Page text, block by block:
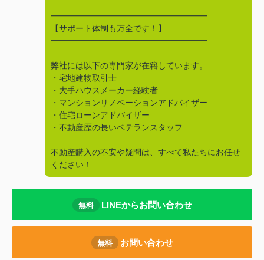
━━━━━━━━━━━━━━━━━━━
【サポート体制も万全です！】
━━━━━━━━━━━━━━━━━━━
弊社には以下の専門家が在籍しています。
・宅地建物取引士
・大手ハウスメーカー経験者
・マンションリノベーションアドバイザー
・住宅ローンアドバイザー
・不動産歴の長いベテランスタッフ
不動産購入の不安や疑問は、すべて私たちにお任せ
ください！
無料 LINEからお問い合わせ
無料 お問い合わせ